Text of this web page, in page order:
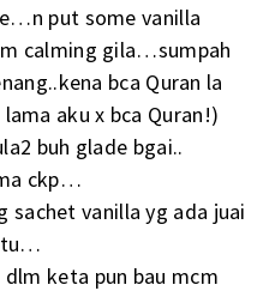
put some vanilla
calming gila…sumpah
bca Quran la
aku x bca Quran!)
buh glade bgai..
ckp…
sachet vanilla yg ada juai
tu…
keta pun bau mcm